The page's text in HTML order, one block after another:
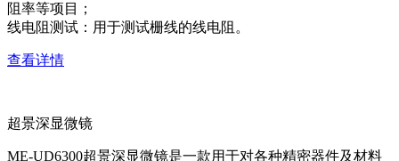
阻率等项目；
线电阻测试：用于测试栅线的线电阻。
查看详情
超景深显微镜
ME-UD6300超景深显微镜是一款用于对各种精密器件及材料